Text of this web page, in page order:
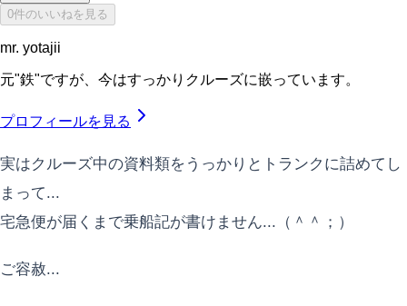
0件のいいねを見る
mr. yotajii
元"鉄"ですが、今はすっかりクルーズに嵌っています。
プロフィールを見る
実はクルーズ中の資料類をうっかりとトランクに詰めてし
まって...
宅急便が届くまで乗船記が書けません...（＾＾；）
ご容赦...